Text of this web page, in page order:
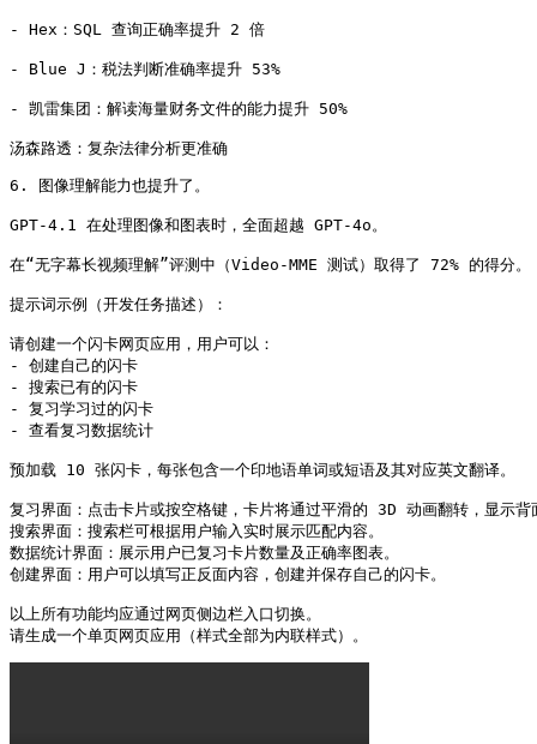
- Hex：SQL 查询正确率提升 2 倍
- Blue J：税法判断准确率提升 53%
- 凯雷集团：解读海量财务文件的能力提升 50%
汤森路透：复杂法律分析更准确
6. 图像理解能力也提升了。
GPT‑4.1 在处理图像和图表时，全面超越 GPT‑4o。
在“无字幕长视频理解”评测中（Video-MME 测试）取得了 72% 的得分。
提示词示例（开发任务描述）：
请创建一个闪卡网页应用，用户可以：
- 创建自己的闪卡
- 搜索已有的闪卡
- 复习学习过的闪卡
- 查看复习数据统计
预加载 10 张闪卡，每张包含一个印地语单词或短语及其对应英文翻译。
复习界面：点击卡片或按空格键，卡片将通过平滑的 3D 动画翻转，显示背
搜索界面：搜索栏可根据用户输入实时展示匹配内容。
数据统计界面：展示用户已复习卡片数量及正确率图表。
创建界面：用户可以填写正反面内容，创建并保存自己的闪卡。
以上所有功能均应通过网页侧边栏入口切换。
请生成一个单页网页应用（样式全部为内联样式）。